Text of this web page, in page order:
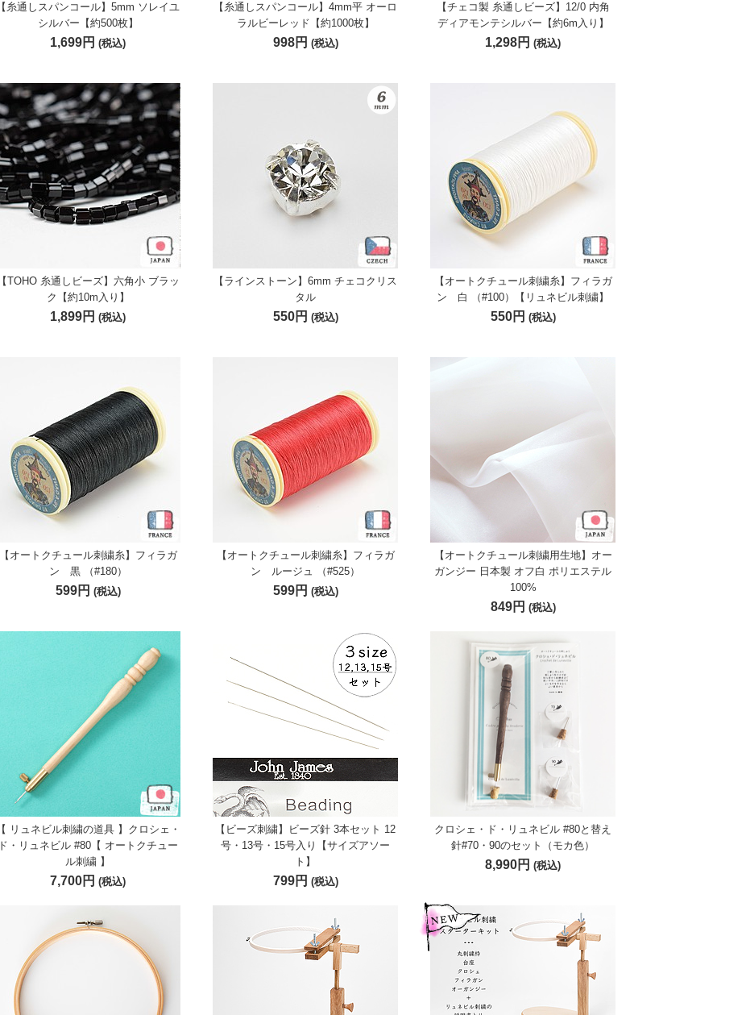
【糸通しスパンコール】5mm ソレイユ
シルバー【約500枚】
1,699円 (税込)
【糸通しスパンコール】4mm平 オーロ
ラルビーレッド【約1000枚】
998円 (税込)
【チェコ製 糸通しビーズ】12/0 内角
ディアモンテシルバー【約6m入り】
1,298円 (税込)
【TOHO 糸通しビーズ】六角小 ブラッ
ク【約10m入り】
1,899円 (税込)
【ラインストーン】6mm チェコクリス
タル
550円 (税込)
【オートクチュール刺繍糸】フィラガ
ン 白 （#100）【リュネビル刺繍】
550円 (税込)
【オートクチュール刺繍糸】フィラガ
ン 黒 （#180）
599円 (税込)
【オートクチュール刺繍糸】フィラガ
ン ルージュ （#525）
599円 (税込)
【オートクチュール刺繍用生地】オー
ガンジー 日本製 オフ白 ポリエステル
100%
849円 (税込)
【 リュネビル刺繍の道具 】クロシェ・
ド・リュネビル #80【 オートクチュー
ル刺繍 】
7,700円 (税込)
【ビーズ刺繍】ビーズ針 3本セット 12
号・13号・15号入り【サイズアソー
ト】
799円 (税込)
クロシェ・ド・リュネビル #80と替え
針#70・90のセット（モカ色）
8,990円 (税込)